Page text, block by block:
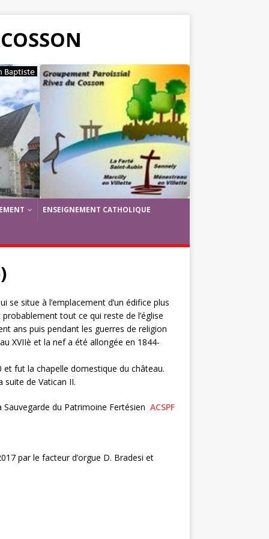
ENSEIGNEMENT CATHOLIQUE
se situe à l’emplacement d’un édifice plus
tout ce qui reste de l’église
ans puis pendant les guerres de religion
XVIIè et la nef a été allongée en 1844-
fut la chapelle domestique du château.
de Vatican II.
Sauvegarde du Patrimoine Fertésien ACSPF
par le facteur d’orgue D. Bradesi et